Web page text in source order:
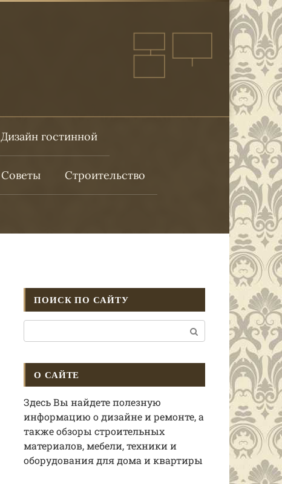
Дизайн гостинной
Советы Строительство
ПОИСК ПО САЙТУ
О САЙТЕ
Здесь Вы найдете полезную
информацию о дизайне и ремонте, а
также обзоры строительных
материалов, мебели, техники и
оборудования для дома и квартиры